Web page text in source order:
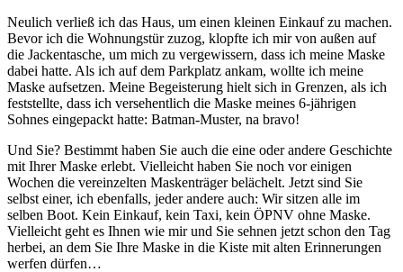
Neulich verließ ich das Haus, um einen kleinen Einkauf zu machen.
Bevor ich die Wohnungstür zuzog, klopfte ich mir von außen auf
die Jackentasche, um mich zu vergewissern, dass ich meine Maske
dabei hatte. Als ich auf dem Parkplatz ankam, wollte ich meine
Maske aufsetzen. Meine Begeisterung hielt sich in Grenzen, als ich
feststellte, dass ich versehentlich die Maske meines 6-jährigen
Sohnes eingepackt hatte: Batman-Muster, na bravo!
Und Sie? Bestimmt haben Sie auch die eine oder andere Geschichte
mit Ihrer Maske erlebt. Vielleicht haben Sie noch vor einigen
Wochen die vereinzelten Maskenträger belächelt. Jetzt sind Sie
selbst einer, ich ebenfalls, jeder andere auch: Wir sitzen alle im
selben Boot. Kein Einkauf, kein Taxi, kein ÖPNV ohne Maske.
Vielleicht geht es Ihnen wie mir und Sie sehnen jetzt schon den Tag
herbei, an dem Sie Ihre Maske in die Kiste mit alten Erinnerungen
werfen dürfen…